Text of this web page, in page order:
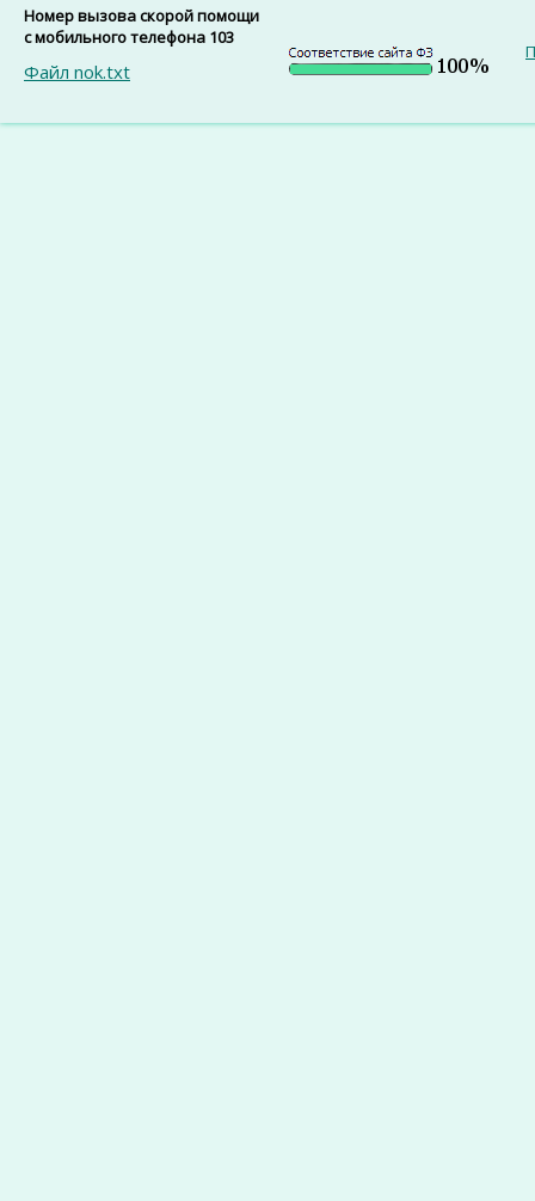
Номер вызова скорой помощи
с мобильного телефона 103
Файл nok.txt